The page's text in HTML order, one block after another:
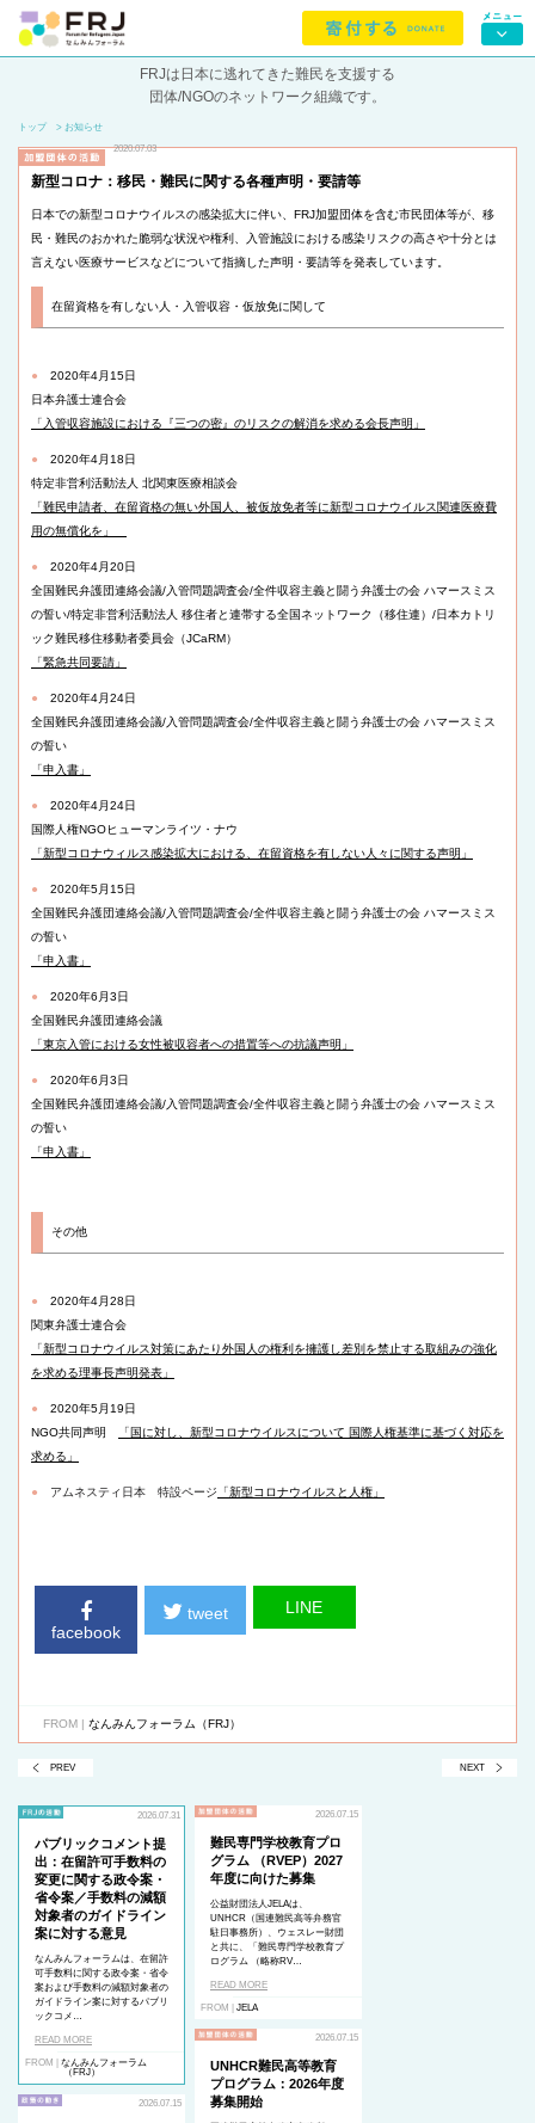
FRJは日本に逃れてきた難民を支援する
団体/NGOのネットワーク組織です。
トップ > お知らせ
2020.07.03
新型コロナ：移民・難民に関する各種声明・要請等
日本での新型コロナウイルスの感染拡大に伴い、FRJ加盟団体を含む市民団体等が、移
民・難民のおかれた脆弱な状況や権利、入管施設における感染リスクの高さや十分とは
言えない医療サービスなどについて指摘した声明・要請等を発表しています。
在留資格を有しない人・入管収容・仮放免に関して
● 2020年4月15日
日本弁護士連合会
「入管収容施設における『三つの密』のリスクの解消を求める会長声明」
● 2020年4月18日
特定非営利活動法人 北関東医療相談会
「難民申請者、在留資格の無い外国人、 被仮放免者等に新型コロナウイルス関連医療費
用の無償化を」
● 2020年4月20日
全国難民弁護団連絡会議/入管問題調査会/全件収容主義と闘う弁護士の会 ハマースミス
の誓い/特定非営利活動法人 移住者と連帯する全国ネットワーク（移住連）/日本カトリ
ック難民移住移動者委員会（JCaRM）
「緊急共同要請」
● 2020年4月24日
全国難民弁護団連絡会議/入管問題調査会/全件収容主義と闘う弁護士の会 ハマースミス
の誓い
「申入書」
● 2020年4月24日
国際人権NGOヒューマンライツ・ナウ
「新型コロナウィルス感染拡大における、在留資格を有しない人々に関する声明」
● 2020年5月15日
全国難民弁護団連絡会議/入管問題調査会/全件収容主義と闘う弁護士の会 ハマースミス
の誓い
「申入書」
● 2020年6月3日
全国難民弁護団連絡会議
「東京入管における女性被収容者への措置等への抗議声明」
● 2020年6月3日
全国難民弁護団連絡会議/入管問題調査会/全件収容主義と闘う弁護士の会 ハマースミス
の誓い
「申入書」
その他
● 2020年4月28日
関東弁護士連合会
「新型コロナウイルス対策にあたり外国人の権利を擁護し差別を禁止する取組みの強化
を求める理事長声明発表」
● 2020年5月19日
NGO共同声明
「国に対し、新型コロナウイルスについて 国際人権基準に基づく対応を
求める」
● アムネスティ日本 特設ページ 「新型コロナウイルスと人権」
facebook
tweet LINE
FROM | なんみんフォーラム（FRJ）
PREV NEXT
2026.07.31
パブリックコメント提
出：在留許可手数料の
変更に関する政令案・
省令案／手数料の減額
対象者のガイドライン
案に対する意見
なんみんフォーラムは、在留許
可手数料に関する政令案・省令
案および手数料の減額対象者の
ガイドライン案に対するパブリ
ックコメ…
READ MORE
FROM | なんみんフォーラム
（FRJ）
2026.07.15
難民専門学校教育プロ
グラム （RVEP）2027
年度に向けた募集
公益財団法人JELAは、
UNHCR（国連難民高等弁務官
駐日事務所）、ウェスレー財団
と共に、「難民専門学校教育プ
ログラム （略称RV…
READ MORE
FROM | JELA
2026.07.15
UNHCR難民高等教育
プログラム：2026年度
募集開始
2026.07.15